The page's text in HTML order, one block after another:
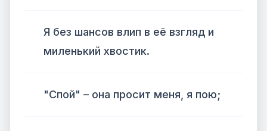
Я без шансов влип в её взгляд и
миленький хвостик.
"Спой" – она просит меня, я пою;